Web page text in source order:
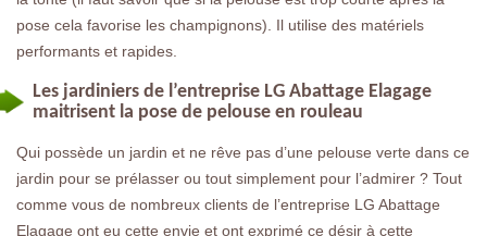
pose cela favorise les champignons). Il utilise des matériels
performants et rapides.
Les jardiniers de l’entreprise LG Abattage Elagage
maitrisent la pose de pelouse en rouleau
Qui possède un jardin et ne rêve pas d’une pelouse verte dans ce
jardin pour se prélasser ou tout simplement pour l’admirer ? Tout
comme vous de nombreux clients de l’entreprise LG Abattage
Elagage ont eu cette envie et ont exprimé ce désir à cette